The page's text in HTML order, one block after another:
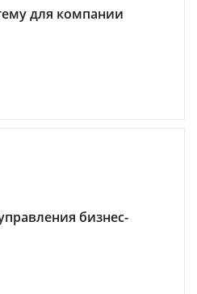
для компании
бизнес-